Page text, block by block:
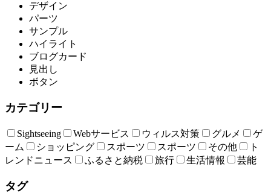
デザイン
パーツ
サンプル
ハイライト
ブログカード
見出し
ボタン
カテゴリー
Sightseeing Webサービス ウィルス対策 グルメ
ゲ
ーム
ショッピング スポーツ スポーツ その他
ト
レンドニュース
ふるさと納税 旅行 生活情報 芸能
タグ